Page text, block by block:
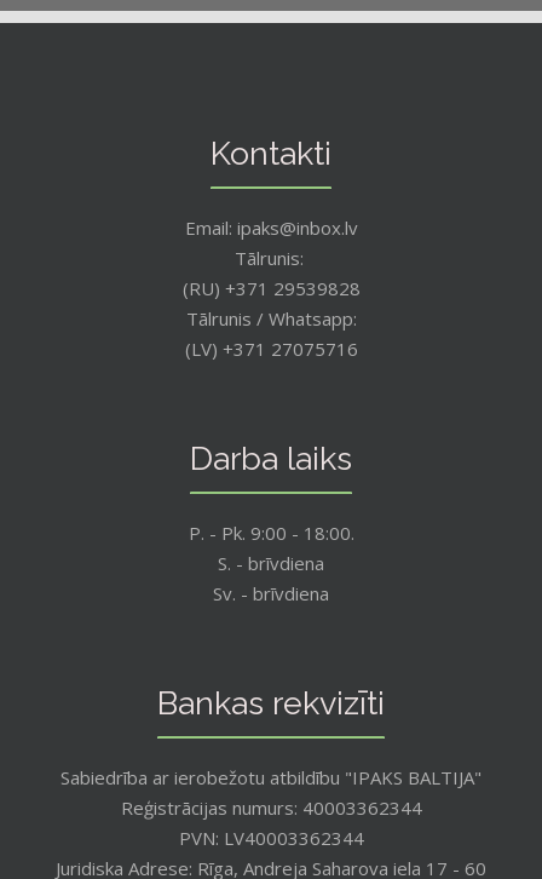
Kontakti
Email: ipaks@inbox.lv
Tālrunis:
(RU) +371 29539828
Tālrunis / Whatsapp:
(LV) +371 27075716
Darba laiks
P. - Pk. 9:00 - 18:00.
S. - brīvdiena
Sv. - brīvdiena
Bankas rekvizīti
Sabiedrība ar ierobežotu atbildību "IPAKS BALTIJA"
Reģistrācijas numurs: 40003362344
PVN: LV40003362344
Juridiska Adrese: Rīga, Andreja Saharova iela 17 - 60